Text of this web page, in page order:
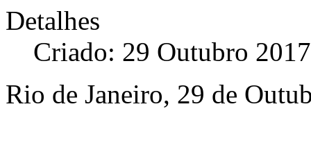
Detalhes
Criado: 29 Outubro 2017
Rio de Janeiro, 29 de